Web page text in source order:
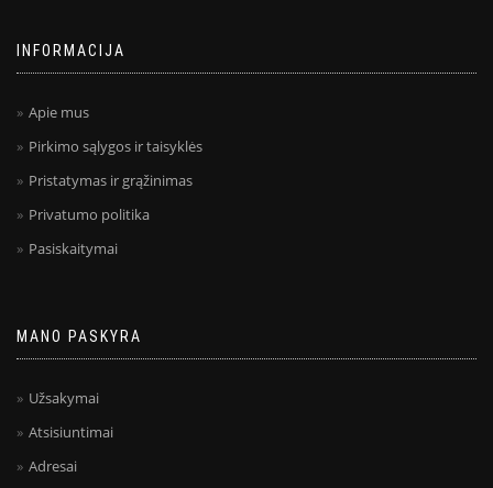
INFORMACIJA
Apie mus
Pirkimo sąlygos ir taisyklės
Pristatymas ir grąžinimas
Privatumo politika
Pasiskaitymai
MANO PASKYRA
Užsakymai
Atsisiuntimai
Adresai